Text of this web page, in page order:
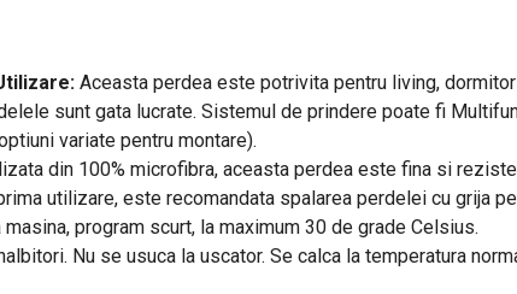
Aceasta perdea este potrivita pentru living,
sunt gata lucrate. Sistemul de prindere poate fi
variate pentru montare).
din 100% microfibra, aceasta perdea este fina si
utilizare, este recomandata spalarea perdelei cu grija
program scurt, la maximum 30 de grade Celsius.
Nu se usuca la uscator. Se calca la temperatura